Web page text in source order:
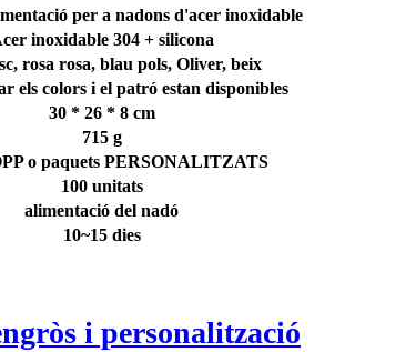
per a nadons d'acer inoxidable
inoxidable 304 + silicona
rosa rosa, blau pols, Oliver, beix
els colors i el patró estan disponibles
30 * 26 * 8 cm
715 g
o paquets PERSONALITZATS
100 unitats
alimentació del nadó
10~15 dies
i personalització